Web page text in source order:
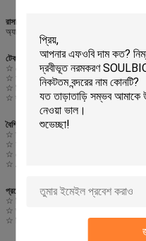
রাসায়নিক গঠন
অ্যামাইড যৌগ
টেকনিক্যাল স্পেসিফিকেশন
☆ চেহারাঃ হলুদ থেকে বাদামী হলুদ রঙের পেস্ট
☆ আইওনিটিঃ ক্যাটিওনিক
☆ পিএইচ মানঃ ৩.০-৫.০ (১০% সমাধান)
☆ দ্রবণীয়তাঃ ঘরের তাপমাত্রায় দ্রবণীয় হতে পারে
বৈশিষ্ট্য
☆ ফ্যাব্রিককে ভাল মৃদুতা এবং নরমতা প্রদান করুন
☆ হাইড্রোফিল
☆ ধোয়ার সময় রঙ দাগ হবে না
☆ AEEA মুক্ত
প্রয়োগের ক্ষেত্র
☆ জিন্মের ফ্লিফিং এবং নরমকরণ প্রক্রিয়াকরণের
☆ তুলা এবং তার মিশ্রিত ফ্যাব্রিক জন্য উপযুক্ত;
☆ ফ্লিফিং এজেন্ট হিসাবে ব্যবহার করা যেতে পারে